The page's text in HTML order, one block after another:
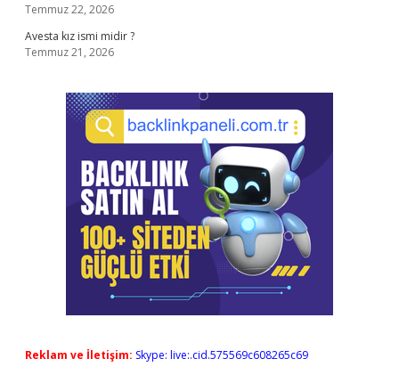
Temmuz 22, 2026
Avesta kız ismi midir ?
Temmuz 21, 2026
Reklam ve İletişim: Skype: live:.cid.575569c608265c69